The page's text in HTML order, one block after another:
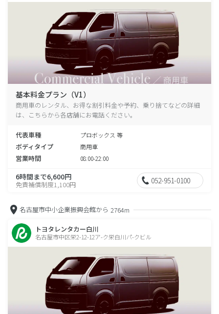
基本料金プラン（V1）
商用車のレンタル、お得な割引料金や予約、乗り捨てなどの詳細
は、こちらから各店舗にお電話ください。
代表車種 プロボックス 等
ボディタイプ 商用車
営業時間 08:00-22:00
6時間まで6,600円
免責補償制度1,100円 052-951-0100
名古屋市中小企業振興会館から 2764m
トヨタレンタカー白川
名古屋市中区栄2-12-12ア-ク栄白川パ-クビル